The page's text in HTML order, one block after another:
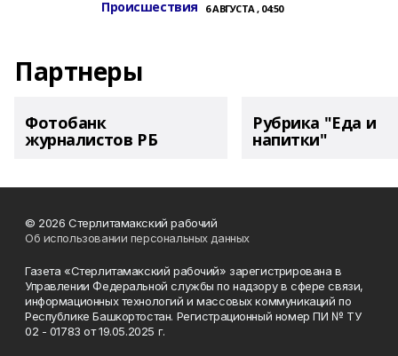
Происшествия 6 АВГУСТА , 04:50
Партнеры
Фотобанк
журналистов РБ
Рубрика "Еда и
напитки"
© 2026 Стерлитамакский рабочий
Об использовании персональных данных
Газета «Стерлитамакский рабочий» зарегистрирована в
Управлении Федеральной службы по надзору в сфере связи,
информационных технологий и массовых коммуникаций по
Республике Башкортостан. Регистрационный номер ПИ № ТУ
02 - 01783 от 19.05.2025 г.